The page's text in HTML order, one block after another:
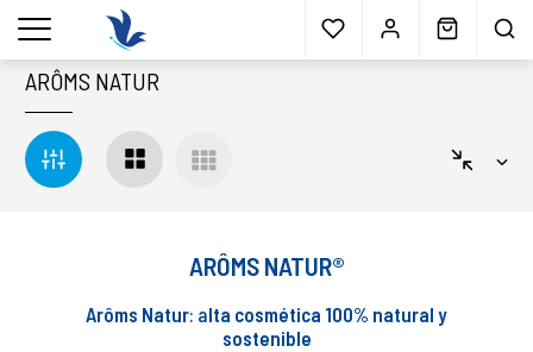
Envío gratisa partir 40€* Muestras gratis Blog
menu
ARÔMS NATUR
ARÔMS NATUR®
Arôms Natur: alta cosmética 100% natural y
sostenible